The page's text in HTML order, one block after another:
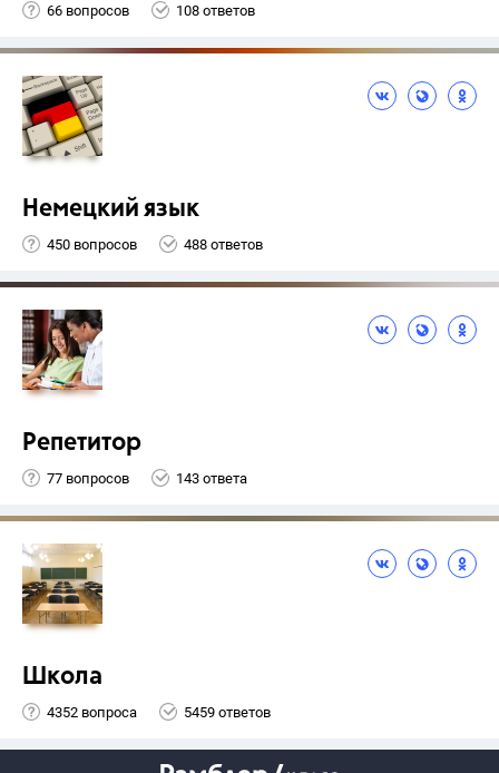
66 вопросов 108 ответов
Немецкий язык
450 вопросов 488 ответов
Репетитор
77 вопросов 143 ответа
Школа
4352 вопроса 5459 ответов